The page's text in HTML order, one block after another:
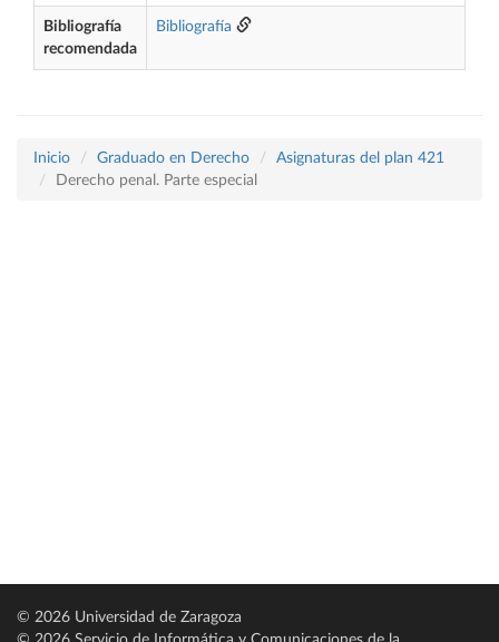
Bibliografía
recomendada
Bibliografía
Inicio Graduado en Derecho
Asignaturas del plan 421
Derecho penal. Parte especial
© 2026 Universidad de Zaragoza